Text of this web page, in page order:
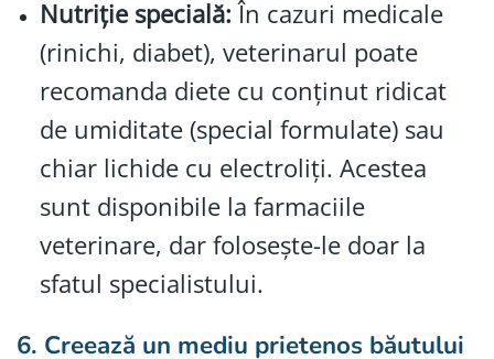
Nutriție specială:În cazuri medicale
(rinichi, diabet), veterinarul poate
recomanda diete cu conținut ridicat
de umiditate (special formulate) sau
chiar lichide cu electroliți. Acestea
sunt disponibile la farmaciile
veterinare, dar folosește-le doar la
sfatul specialistului.
6. Creează un mediu prietenos băutului